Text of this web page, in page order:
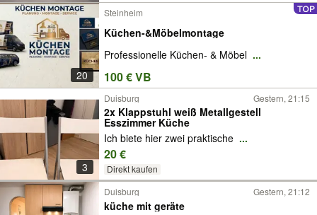
20
Steinheim
Küchen-&Möbelmontage
Professionelle Küchen- & Möbel ...
100 € VB
3
Duisburg Gestern, 21:15
2x Klappstuhl weiß Metallgestell
Esszimmer Küche
Ich biete hier zwei praktische ...
20 €
Direkt kaufen
Duisburg Gestern, 21:12
küche mit geräte